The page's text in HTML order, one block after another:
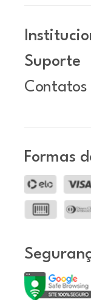
Suporte
Contatos
Formas